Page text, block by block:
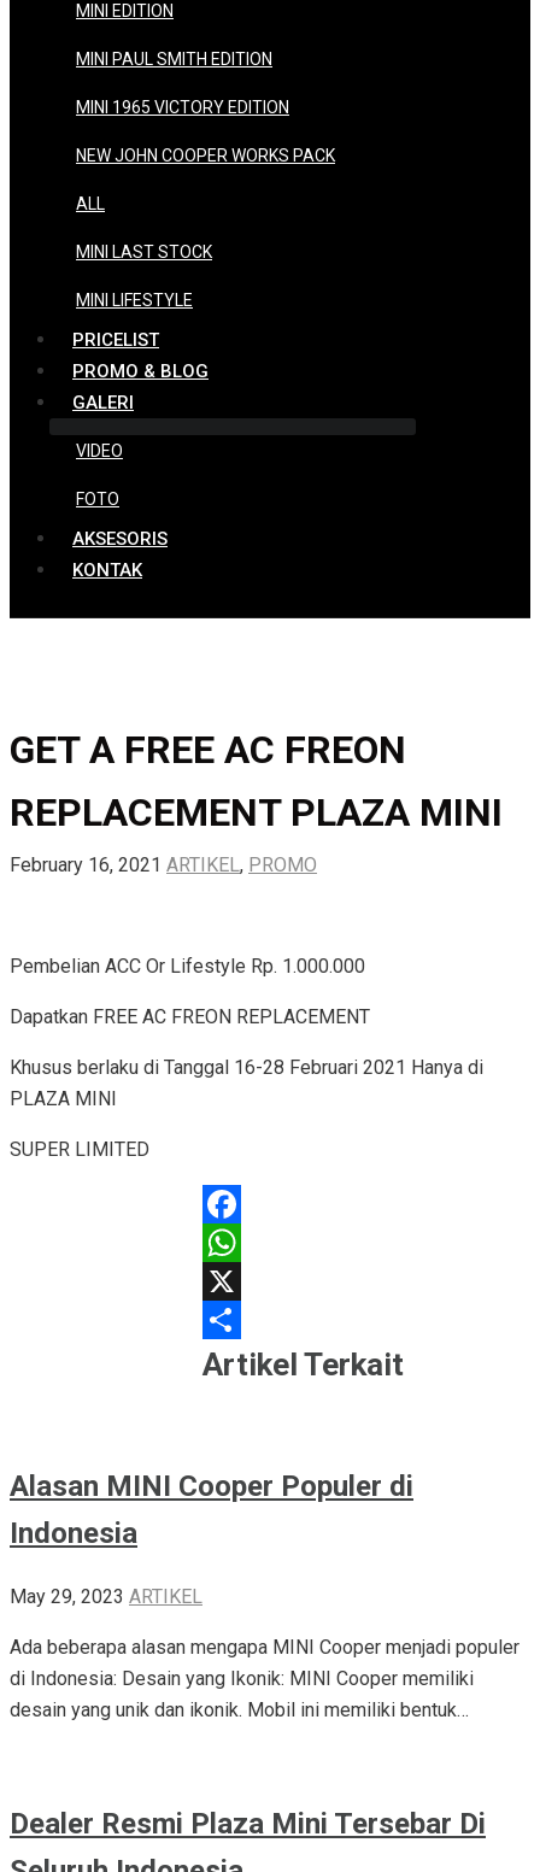
MINI EDITION
MINI PAUL SMITH EDITION
MINI 1965 VICTORY EDITION
NEW JOHN COOPER WORKS PACK
ALL
MINI LAST STOCK
MINI LIFESTYLE
PRICELIST
PROMO & BLOG
GALERI
VIDEO
FOTO
AKSESORIS
KONTAK
GET A FREE AC FREON
REPLACEMENT PLAZA MINI
February 16, 2021 ARTIKEL, PROMO
Pembelian ACC Or Lifestyle Rp. 1.000.000
Dapatkan FREE AC FREON REPLACEMENT
Khusus berlaku di Tanggal 16-28 Februari 2021 Hanya di
PLAZA MINI
SUPER LIMITED
Facebook
WhatsApp
X
Share
Artikel Terkait
Alasan MINI Cooper Populer di
Indonesia
May 29, 2023 ARTIKEL
Ada beberapa alasan mengapa MINI Cooper menjadi populer
di Indonesia: Desain yang Ikonik: MINI Cooper memiliki
desain yang unik dan ikonik. Mobil ini memiliki bentuk…
Dealer Resmi Plaza Mini Tersebar Di